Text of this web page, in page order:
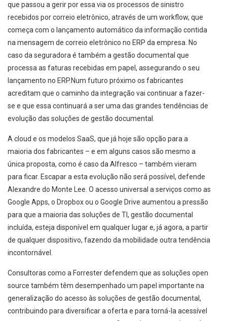
que passou a gerir por essa via os processos de sinistro
recebidos por correio eletrônico, através de um workflow, que
começa com o lançamento automático da informação contida
na mensagem de correio eletrônico no ERP da empresa. No
caso da seguradora é também a gestão documental que
processa as faturas recebidas em papel, assegurando o seu
lançamento no ERP. Num futuro próximo os fabricantes
acreditam que o caminho da integração vai continuar a fazer-
se e que essa continuará a ser uma das grandes tendências de
evolução das soluções de gestão documental.
A cloud e os modelos SaaS, que já hoje são opção para a
maioria dos fabricantes – e em alguns casos são mesmo a
única proposta, como é caso da Alfresco – também vieram
para ficar. Escapar a esta evolução não será possível, defende
Alexandre do Monte Lee. O acesso universal a serviços como as
Google Apps, o Dropbox ou o Google Drive aumentou a pressão
para que a maioria das soluções de TI, gestão documental
incluída, esteja disponível em qualquer lugar e, já agora, a partir
de qualquer dispositivo, fazendo da mobilidade outra tendência
incontornável.
Consultoras como a Forrester defendem que as soluções open
source também têm desempenhado um papel importante na
generalização do acesso às soluções de gestão documental,
contribuindo para diversificar a oferta e para torná-la acessível